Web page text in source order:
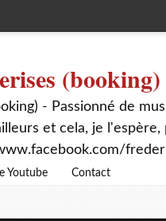
(booking)
- Passionné de
et cela, je
Youtube Contact